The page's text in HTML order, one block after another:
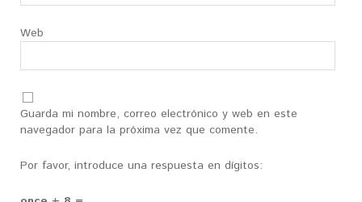
Web
Guarda mi nombre, correo electrónico y web en este
navegador para la próxima vez que comente.
Por favor, introduce una respuesta en dígitos: